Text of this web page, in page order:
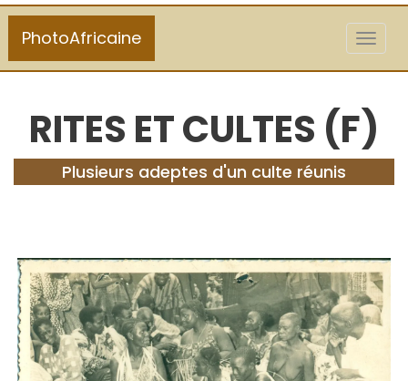
PhotoAfricaine
RITES ET CULTES (F)
Plusieurs adeptes d'un culte réunis